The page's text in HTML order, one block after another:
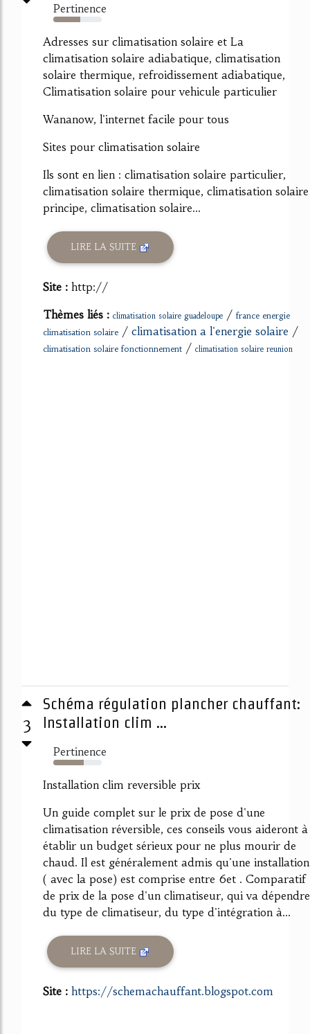
Pertinence
55%
Adresses sur climatisation solaire et La
climatisation solaire adiabatique, climatisation
solaire thermique, refroidissement adiabatique,
Climatisation solaire pour vehicule particulier
Wananow, l'internet facile pour tous
Sites pour climatisation solaire
Ils sont en lien : climatisation solaire particulier,
climatisation solaire thermique, climatisation solaire
principe, climatisation solaire...
LIRE LA SUITE
Site : http://
Thèmes liés : climatisation solaire guadeloupe / france energie
climatisation solaire / climatisation a l'energie solaire /
climatisation solaire fonctionnement / climatisation solaire reunion
3
Schéma régulation plancher chauffant:
Installation clim ...
Pertinence
63%
Installation clim reversible prix
Un guide complet sur le prix de pose d'une
climatisation réversible, ces conseils vous aideront à
établir un budget sérieux pour ne plus mourir de
chaud. Il est généralement admis qu'une installation
( avec la pose) est comprise entre 6et . Comparatif
de prix de la pose d'un climatiseur, qui va dépendre
du type de climatiseur, du type d'intégration à...
LIRE LA SUITE
Site : https://schemachauffant.blogspot.com